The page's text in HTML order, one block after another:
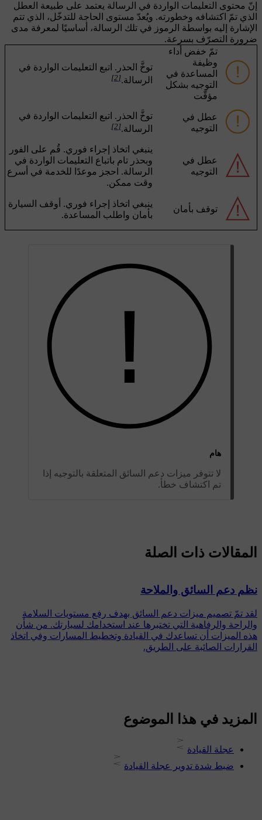
إنّ محتوى التعليمات الواردة في الرسالة يعتمد على طبيعة العطل
الذي تمّ اكتشافه وخطورته. ويُعدّ مستوى الحاجة للتدخّل، الذي تتم
الإشارة إليه بواسطة الرموز في تلك الرسالة، أساسيًا لمعرفة مدى
ضرورة التصرّف بسرعة.
تمّ خفض أداء
وظيفة
المساعدة في
التوجيه بشكل
مؤقّت
توخَّ الحذر. اتبع التعليمات الواردة في
الرسالة.[2]
عطل في
التوجيه
توخَّ الحذر. اتبع التعليمات الواردة في
الرسالة.[2]
عطل في
التوجيه
ينبغي اتخاذ إجراء فوري. قُم على الفور
وبحذر تام باتباع التعليمات الواردة في
الرسالة. احجز موعدًا للخدمة في أسرع
وقت ممكن.
توقف بأمان
ينبغي اتخاذ إجراء فوري. أوقف السيارة
بأمان واطلب المساعدة.
هام
لا تتوفر ميزات دعم السائق المتعلقة بالتوجيه إذا
تم اكتشاف خطأ.
المقالات ذات الصلة
نظم دعم السائق والملاحة
لقد تمّ تصميم ميزات دعم السائق بهدف رفع مستويات السلامة
والراحة والرفاهية التي تختبرها عند استخدامك لسيارتك. من شأن
هذه الميزات أن تساعدك في القيادة وتخطيط المسارات وفي اتخاذ
القرارات الصائبة على الطريق.
المزيد في هذا الموضوع
عجلة القيادة
ضبط شدة تدوير عجلة القيادة